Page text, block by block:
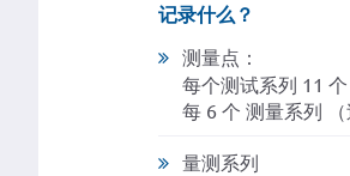
记录什么？
测量点：
每个测试系列 11
每 6 个 测量系列 （
量测系列